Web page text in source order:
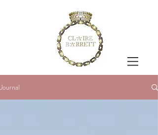
Journal